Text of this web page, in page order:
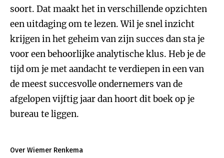
soort. Dat maakt het in verschillende opzichten
een uitdaging om te lezen. Wil je snel inzicht
krijgen in het geheim van zijn succes dan sta je
voor een behoorlijke analytische klus. Heb je de
tijd om je met aandacht te verdiepen in een van
de meest succesvolle ondernemers van de
afgelopen vijftig jaar dan hoort dit boek op je
bureau te liggen.
Over Wiemer Renkema